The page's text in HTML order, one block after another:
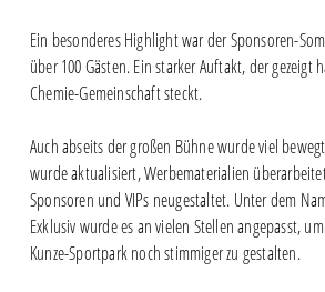
Ein besonderes Highlight war der Sponsoren-
über 100 Gästen. Ein starker Auftakt, der gezeigt
Chemie-Gemeinschaft steckt.
Auch abseits der großen Bühne wurde viel
wurde aktualisiert, Werbematerialien
Sponsoren und VIPs neugestaltet. Unter dem
Exklusiv wurde es an vielen Stellen angepasst,
Kunze-Sportpark noch stimmiger zu gestalten.